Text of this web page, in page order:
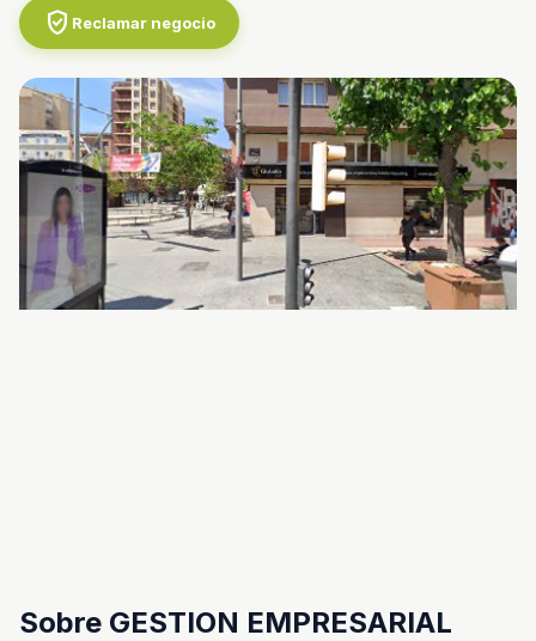
verified_user Reclamar negocio
Sobre GESTION EMPRESARIAL